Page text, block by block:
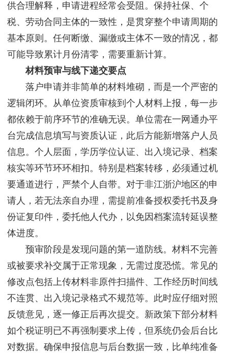
供合理解释，申请进程经常会受阻。保持社保、个
税、劳动合同主体的一致性，是贯穿整个申请周期的
基本原则。任何断缴、漏缴或主体不一致的情况，都
可能导致累计月份清零，需要重新计算。
材料预审与线下递交要点
落户申请并非简单的材料堆砌，而是一个严密的
逻辑闭环。从单位资质审核到个人材料上报，每一步
都依赖于前序环节的准确无误。单位需在一网通办平
台完成信息填写与资质认证，此后方能新增落户人员
信息。个人层面，学历学位认证、出入境记录、档案
核实等环节环环相扣。特别是档案转移，必须通过机
要通道进行，严禁个人自带。对于非江浙沪地区的申
请人，若无法亲自办理，需提前准备授权委托书及身
份证复印件，委托他人代办，以免因档案流转延误整
体进度。
预审阶段是发现问题的第一道防线。材料不完善
或被要求补交属于正常现象，无需过度恐慌。常见的
修改点包括上传材料非原件扫描件、工作经历时间线
不连贯、出入境记录格式不规范等。此时应仔细对照
反馈意见，逐一修正后再次提交。新政策下部分材料
如个税证明已不再强制要求上传，但系统仍会后台比
对数据。确保申报信息与后台数据一致，比单纯准备